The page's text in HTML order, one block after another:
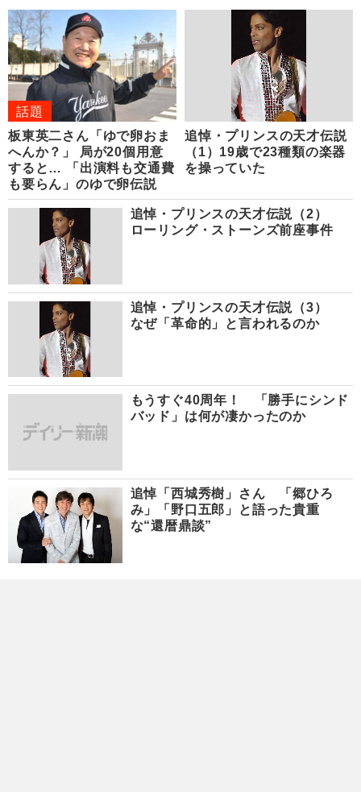
話題
板東英二さん「ゆで卵おま
へんか？」 局が20個用意
すると… 「出演料も交通費
も要らん」のゆで卵伝説
追悼・プリンスの天才伝説
（1）19歳で23種類の楽器
を操っていた
追悼・プリンスの天才伝説（2）
ローリング・ストーンズ前座事件
追悼・プリンスの天才伝説（3）
なぜ「革命的」と言われるのか
もうすぐ40周年！ 「勝手にシンド
バッド」は何が凄かったのか
追悼「西城秀樹」さん 「郷ひろ
み」「野口五郎」と語った貴重
な“還暦鼎談”